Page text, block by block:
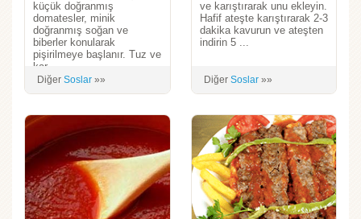
küçük doğranmış
domatesler, minik
doğranmış soğan ve
biberler konularak
pişirilmeye başlanır. Tuz ve
kar...
Diğer Soslar »»
ve karıştırarak unu ekleyin.
Hafif ateşte karıştırarak 2-3
dakika kavurun ve ateşten
indirin 5 ...
Diğer Soslar»»